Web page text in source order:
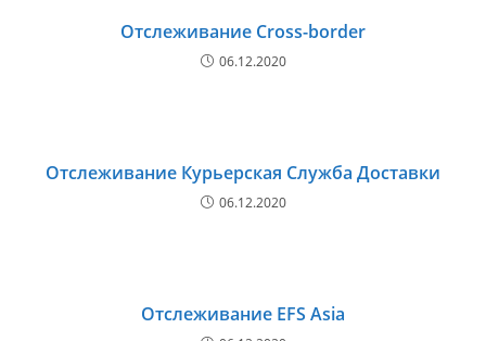
Отслеживание Cross-border
06.12.2020
Отслеживание Курьерская Служба Доставки
06.12.2020
Отслеживание EFS Asia